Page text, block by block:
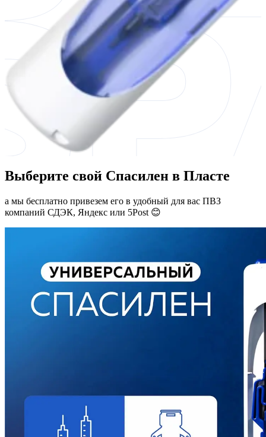
Выберите свой Спасилен в Пласте
а мы бесплатно привезем его в удобный для вас ПВЗ
компаний СДЭК, Яндекс или 5Post 😊